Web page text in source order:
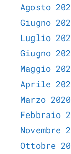
Agosto
Giugno
Luglio
Giugno
Maggio
Aprile
Marzo 2020
Febbraio
Novembre
Ottobre